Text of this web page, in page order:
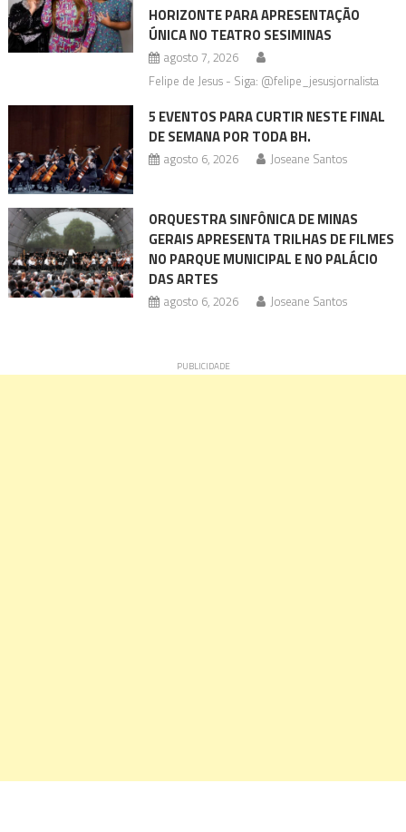
HORIZONTE PARA APRESENTAÇÃO
ÚNICA NO TEATRO SESIMINAS
agosto 7, 2026
Felipe de Jesus - Siga: @felipe_jesusjornalista
5 EVENTOS PARA CURTIR NESTE FINAL
DE SEMANA POR TODA BH.
agosto 6, 2026 Joseane Santos
ORQUESTRA SINFÔNICA DE MINAS
GERAIS APRESENTA TRILHAS DE FILMES
NO PARQUE MUNICIPAL E NO PALÁCIO
DAS ARTES
agosto 6, 2026 Joseane Santos